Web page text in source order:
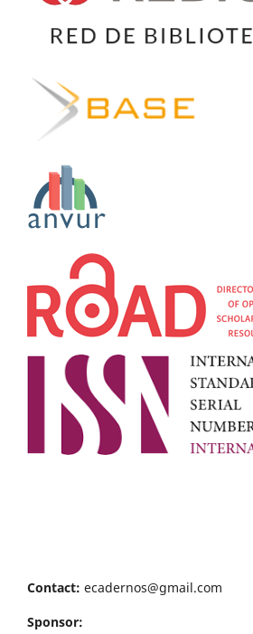
Contact: ecadernos@gmail.com
Sponsor: